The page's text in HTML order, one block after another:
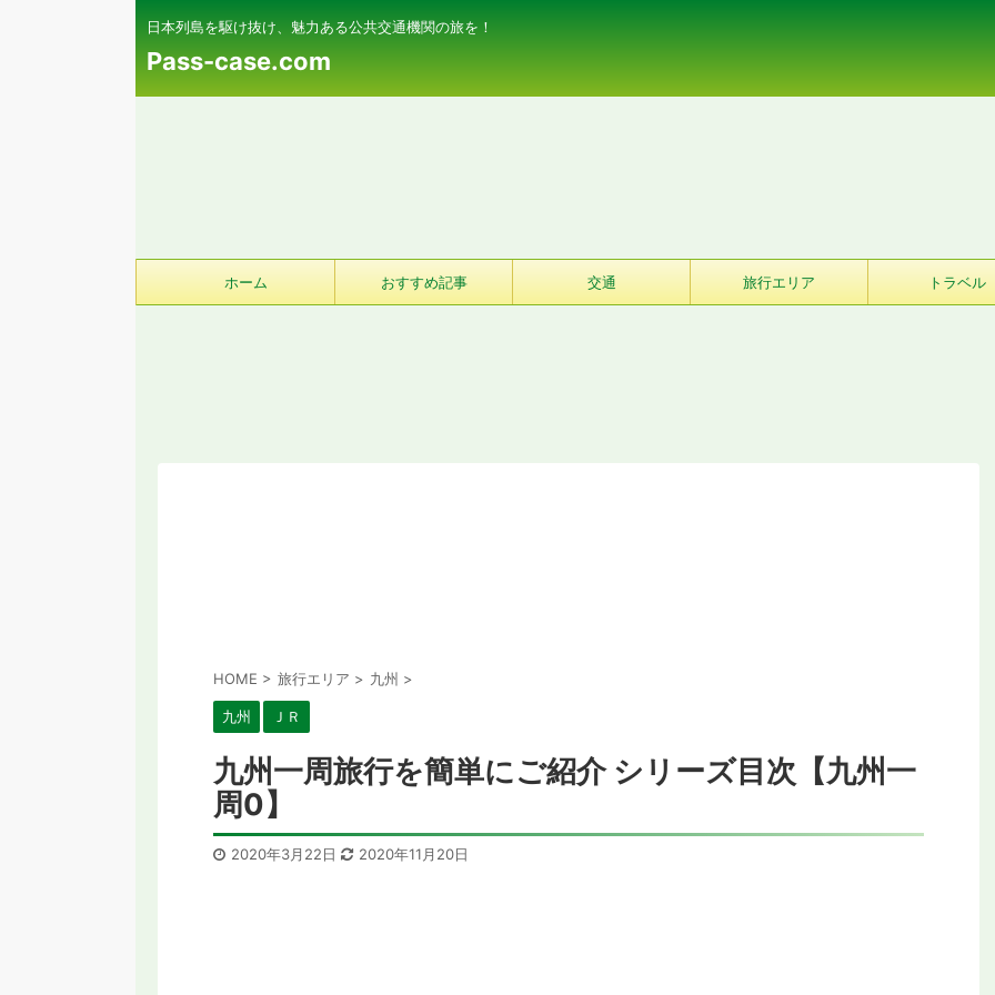
日本列島を駆け抜け、魅力ある公共交通機関の旅を！
Pass-case.com
ホーム おすすめ記事 交通 旅行エリア トラベル
HOME > 旅行エリア > 九州 >
九州 ＪＲ
九州一周旅行を簡単にご紹介 シリーズ目次【九州一
周0】
2020年3月22日 2020年11月20日